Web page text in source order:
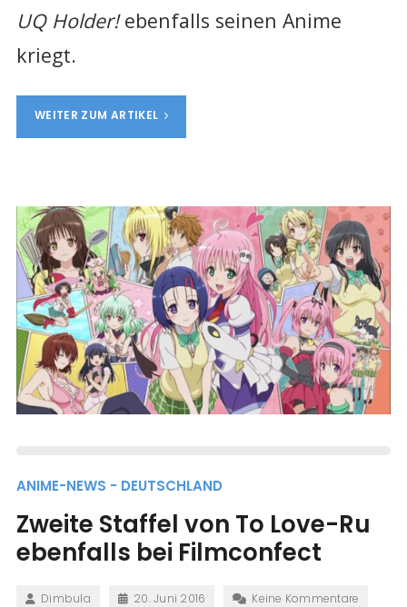
UQ Holder!ebenfalls seinen Anime
kriegt.
WEITER ZUM ARTIKEL
ANIME-NEWS - DEUTSCHLAND
Zweite Staffel von To Love-Ru
ebenfalls bei Filmconfect
Dimbula 20. Juni 2016 Keine Kommentare